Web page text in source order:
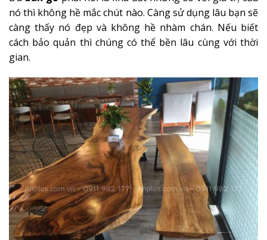
nó thì không hề mắc chút nào. Càng sử dụng lâu bạn sẽ
càng thấy nó đẹp và không hề nhàm chán. Nếu biết
cách bảo quản thì chúng có thể bền lâu cùng với thời
gian.